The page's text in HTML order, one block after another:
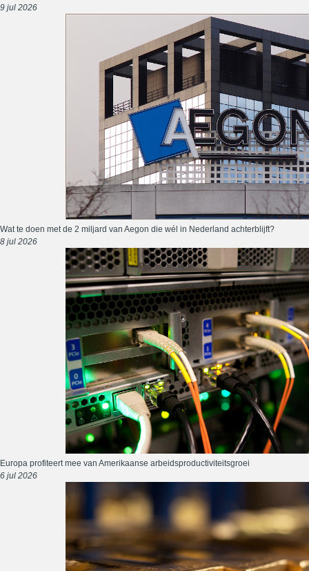
9 jul 2026
Wat te doen met de 2 miljard van Aegon die wél in Nederland achterblijft?
8 jul 2026
Europa profiteert mee van Amerikaanse arbeidsproductiviteitsgroei
6 jul 2026